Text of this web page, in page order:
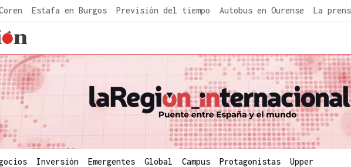
Estafa en Burgos Previsión del tiempo Autobus en Ourense La
Inversión Emergentes Global Campus Protagonistas Upper